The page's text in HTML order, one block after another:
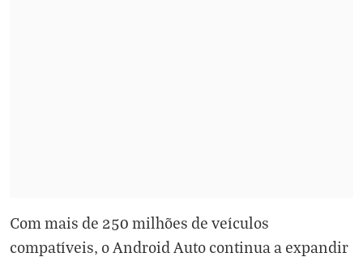
Com mais de 250 milhões de veículos
compatíveis, o Android Auto continua a expandir